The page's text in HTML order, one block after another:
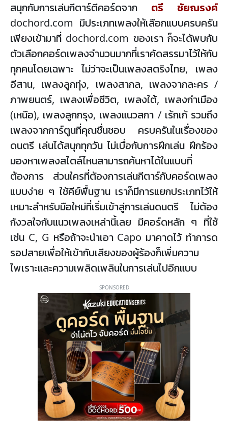
สนุกกับการเล่นกีตาร์ตีคอร์ดจาก ตรี ชัยณรงค์
dochord.com มีประเภทเพลงให้เลือกแบบครบครัน
เพียงเข้ามาที่ dochord.com ของเรา ก็จะได้พบกับ
ตัวเลือกคอร์ดเพลงจำนวนมากที่เราคัดสรรมาไว้ให้กับ
ทุกคนโดยเฉพาะ ไม่ว่าจะเป็นเพลงสตริงไทย, เพลง
อีสาน, เพลงลูกทุ่ง, เพลงสากล, เพลงจากละคร /
ภาพยนตร์, เพลงเพื่อชีวิต, เพลงใต้, เพลงกำเมือง
(เหนือ), เพลงลูกกรุง, เพลงแนวสกา / เร้กเก้ รวมถึง
เพลงจากการ์ตูนที่คุณชื่นชอบ ครบครันในเรื่องของ
ดนตรี เล่นได้สนุกทุกวัน ไม่เบื่อกับการฝึกเล่น ฝึกร้อง
มองหาเพลงสไตล์ไหนสามารถค้นหาได้ในแบบที่
ต้องการ ส่วนใครที่ต้องการเล่นกีตาร์กับคอร์ดเพลง
แบบง่าย ๆ ใช้คีย์พื้นฐาน เราก็มีการแยกประเภทไว้ให้
เหมาะสำหรับมือใหม่ที่เริ่มเข้าสู่การเล่นดนตรี ไม่ต้อง
กังวลใจกับแนวเพลงเหล่านี้เลย มีคอร์ดหลัก ๆ ที่ใช้
เช่น C, G หรือถ้าจะนำเอา Capo มาคาดไว้ ทำการด
รอปสายเพื่อให้เข้ากับเสียงของผู้ร้องก็เพิ่มความ
ไพเราะและความเพลิดเพลินในการเล่นไปอีกแบบ
SPONSORED